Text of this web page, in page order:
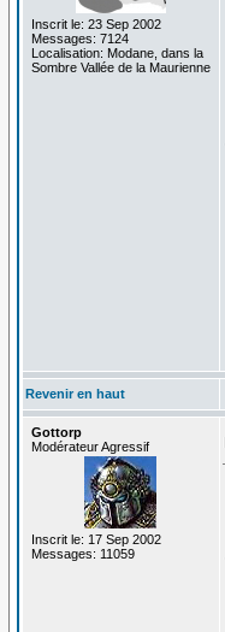
Inscrit le: 23 Sep 2002
Messages: 7124
Localisation: Modane, dans la
Sombre Vallée de la Maurienne
Revenir en haut
Gottorp
Modérateur Agressif
Inscrit le: 17 Sep 2002
Messages: 11059